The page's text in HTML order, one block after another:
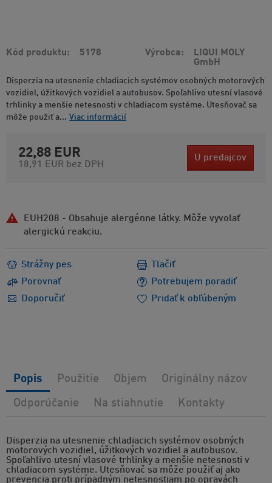
Kód produktu 5178 Výrobca
LIQUI MOLY
GmbH
Disperzia na utesnenie chladiacich systémov osobných motorových
vozidiel, úžitkových vozidiel a autobusov. Spoľahlivo utesní vlasové
trhlinky a menšie netesnosti v chladiacom systéme. Utesňovač sa
môže použiť a... Viac informácií
22,88 EUR
18,91 EUR bez DPH
U predajcov
EUH208 - Obsahuje alergénne látky. Môže vyvolať
alergickú reakciu.
Strážny pes
Porovnať
Potrebujem poradiť
Doporučiť
Tlačiť
Pridať k obľúbeným
Disperzia na utesnenie chladiacich systémov osobných
motorových vozidiel, úžitkových vozidiel a autobusov.
Spoľahlivo utesní vlasové trhlinky a menšie netesnosti v
chladiacom systéme. Utesňovač sa môže použiť aj ako
prevencia proti prípadným netesnostiam po opravách
Popis Použitie Objem Originálny názov
Odporúčanie Na stiahnutie Kontakty